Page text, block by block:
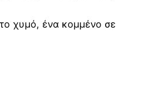
χυμό, ένα κομμένο σε